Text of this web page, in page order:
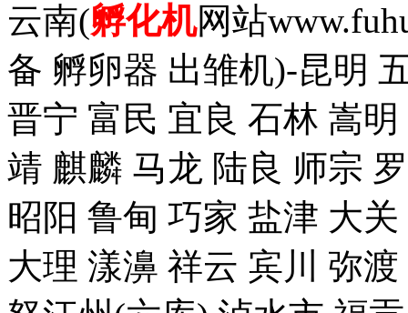
云南(孵化机网站
备 孵卵器 出雏机)-昆明
晋宁 富民 宜良 石林 嵩
靖 麒麟 马龙 陆良 师宗
昭阳 鲁甸 巧家 盐津 大
大理 漾濞 祥云 宾川 弥